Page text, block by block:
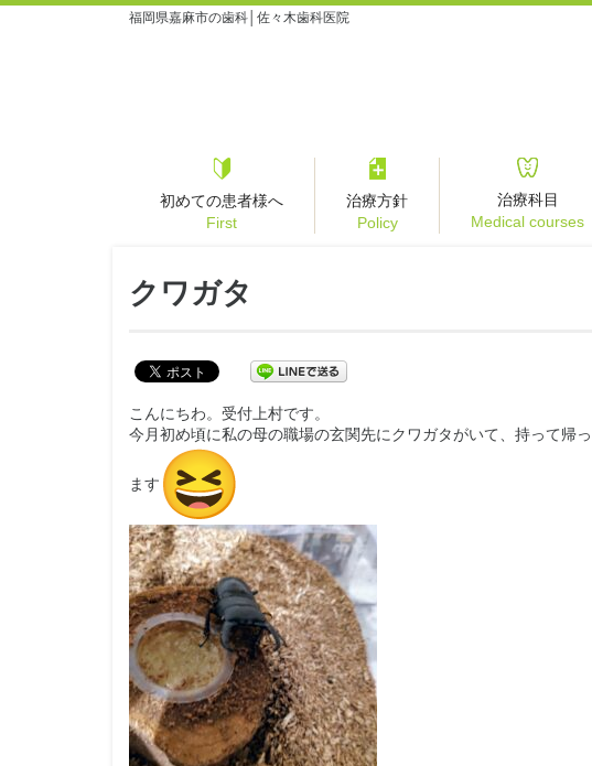
福岡県嘉麻市の歯科│佐々木歯科医院
初めての患者様へ
First
治療方針
Policy
治療科目
Medical courses
クワガタ
こんにちわ。受付上村です。
今月初め頃に私の母の職場の玄関先にクワガタがいて、持って帰っ
ます